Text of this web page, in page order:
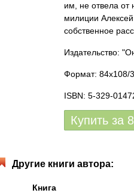
им, не отвела от
милиции
собственное
Издательство:
Формат: 84x108/
ISBN: 5-329-
Купить за
Другие книги автора:
Книга